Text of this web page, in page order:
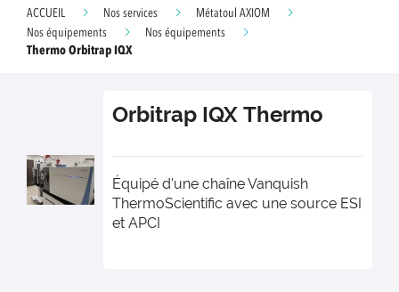
ACCUEIL Nos services
Métatoul AXIOM
Nos équipements
Nos équipements
Thermo Orbitrap IQX
Orbitrap IQX Thermo
Équipé d'une chaîne Vanquish
ThermoScientific avec une source ESI
et APCI